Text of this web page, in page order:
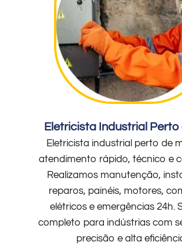
Eletricista Industrial Perto
Eletricista industrial perto de
atendimento rápido, técnico e
Realizamos manutenção,
reparos, painéis, motores,
elétricos e emergências 24h.
completo para indústrias com
precisão e alta